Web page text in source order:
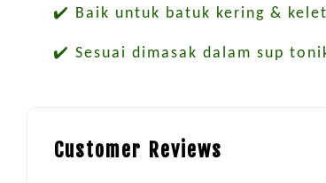
✔️ Baik untuk batuk kering &
✔️ Sesuai dimasak dalam sup
Customer Reviews